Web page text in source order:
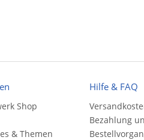
Shop
& Themen
Hilfe & FAQ
Bezahlung